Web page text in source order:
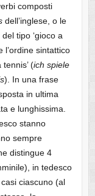
composti
dell’inglese, o le
tipo ‘gioco a
l’ordine sintattico
(ich spiele
). In una frase
in ultima
e lunghissima.
stanno
sempre
distingue 4
in tedesco
ciascuno (al